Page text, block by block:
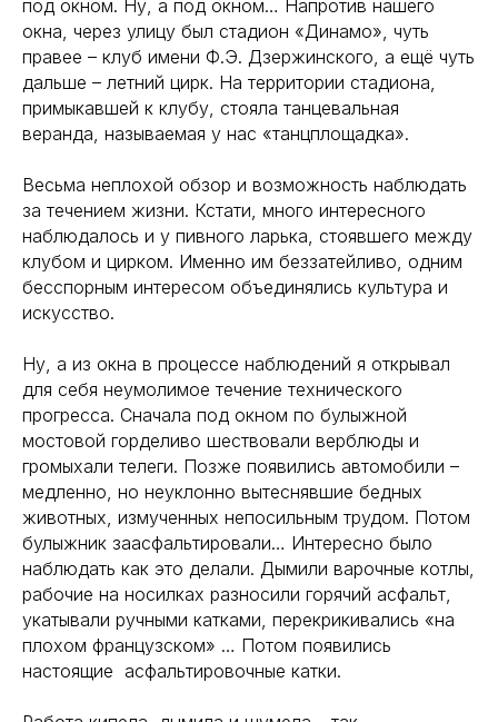
под окном. Ну, а под окном… Напротив нашего
окна, через улицу был стадион «Динамо», чуть
правее – клуб имени Ф.Э. Дзержинского, а ещё чуть
дальше – летний цирк. На территории стадиона,
примыкавшей к клубу, стояла танцевальная
веранда, называемая у нас «танцплощадка».
Весьма неплохой обзор и возможность наблюдать
за течением жизни. Кстати, много интересного
наблюдалось и у пивного ларька, стоявшего между
клубом и цирком. Именно им беззатейливо, одним
бесспорным интересом объединялись культура и
искусство.
Ну, а из окна в процессе наблюдений я открывал
для себя неумолимое течение технического
прогресса. Сначала под окном по булыжной
мостовой горделиво шествовали верблюды и
громыхали телеги. Позже появились автомобили –
медленно, но неуклонно вытеснявшие бедных
животных, измученных непосильным трудом. Потом
булыжник заасфальтировали… Интересно было
наблюдать как это делали. Дымили варочные котлы,
рабочие на носилках разносили горячий асфальт,
укатывали ручными катками, перекрикивались «на
плохом французском» … Потом появились
настоящие асфальтировочные катки.